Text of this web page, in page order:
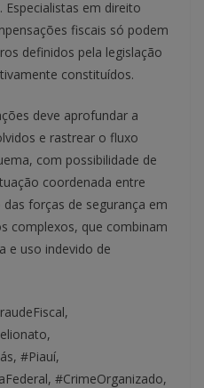
Especialistas em direito
fiscais só podem
definidos pela legislação
constituídos.
deve aprofundar a
e rastrear o fluxo
com possibilidade de
coordenada entre
forças de segurança em
complexos, que combinam
e uso indevido de
#Piauí,
#CrimeOrganizado,